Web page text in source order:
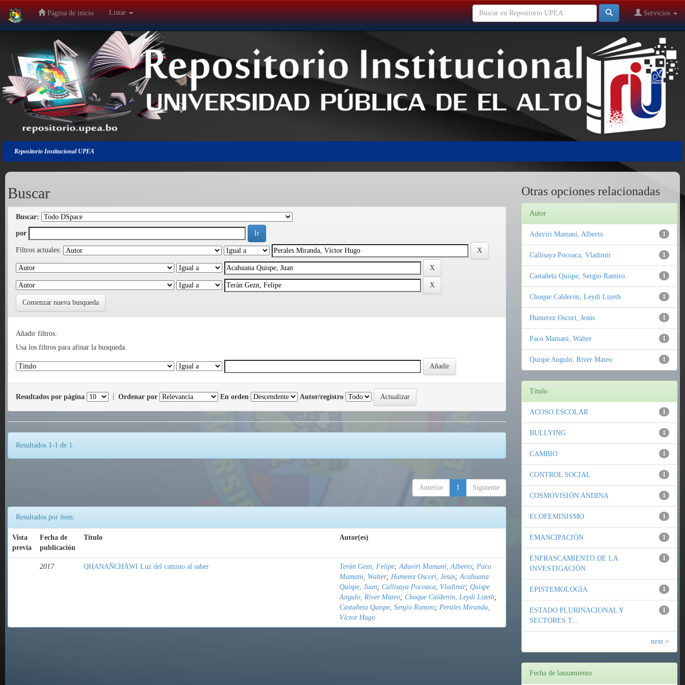
Salir
navegación
Página de inicio Listar Servicios
Repositorio Institucional UPEA
Buscar
Buscar:
por
Filtros actuales:
Comenzar nueva busqueda
Añadir filtros:
Usa los filtros para afinar la busqueda.
Resultados por página Ordenar por En orden Autor/registro
Resultados 1-1 de 1.
Anterior 1 Siguiente
Resultados por ítem:
Vista
previa
Fecha de
publicación
Título Autor(es)
2017 QHANAÑCHÄWI Luz del camino al saber Terán Gezn, Felipe;Aduviri Mamani, Alberto; Paco
Mamani, Walter; Humerez Oscori, Jesús;Acahuana
Quispe, Juan; Callisaya Pocoaca, Vladimir; Quispe
Angulo, River Mateo; Choque Calderón, Leydi Lizeth;
Castañeta Quispe, Sergio Ramiro; Perales Miranda,
Víctor Hugo
Otras opciones relacionadas
Autor
1
Aduviri Mamani, Alberto
1
Callisaya Pocoaca, Vladimir
1
Castañeta Quispe, Sergio Ramiro
1
Choque Calderón, Leydi Lizeth
1
Humerez Oscori, Jesús
1
Paco Mamani, Walter
1
Quispe Angulo, River Mateo
Título
1
ACOSO ESCOLAR
1
BULLYING
1
CAMBIO
1
CONTROL SOCIAL
1
COSMOVISIÓN ANDINA
1
ECOFEMINISMO
1
EMANCIPACIÓN
1
ENFRASCAMIENTO DE LA
INVESTIGACIÓN
1
EPISTEMOLOGÍA
1
ESTADO PLURINACIONAL Y
SECTORES T...
next >
Fecha de lanzamiento